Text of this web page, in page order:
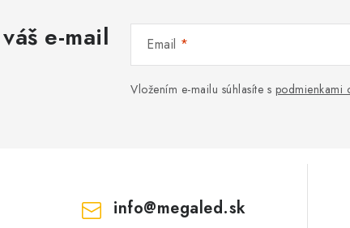
e-mail Email
Vložením e-mailu súhlasíte s podmienkami
info@megaled.sk